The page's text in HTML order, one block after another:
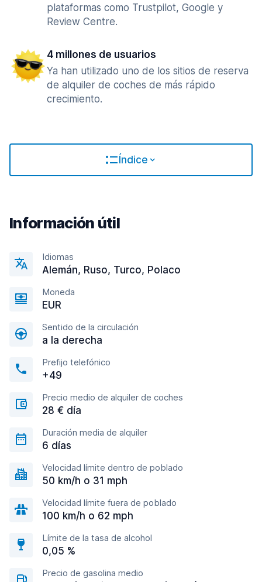
plataformas como Trustpilot, Google y
Review Centre.
4 millones de usuarios
Ya han utilizado uno de los sitios de reserva
de alquiler de coches de más rápido
crecimiento.
Índice
Información útil
Idiomas
Alemán, Ruso, Turco, Polaco
Moneda
EUR
Sentido de la circulación
a la derecha
Prefijo telefónico
+49
Precio medio de alquiler de coches
28 € día
Duración media de alquiler
6 días
Velocidad límite dentro de poblado
50 km/h o 31 mph
Velocidad límite fuera de poblado
100 km/h o 62 mph
Límite de la tasa de alcohol
0,05 %
Precio de gasolina medio